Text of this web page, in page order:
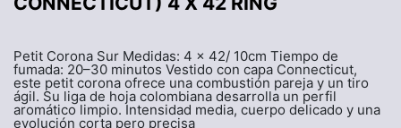
Petit Corona Sur Medidas: 4 x 42/ 10cm Tiempo de
fumada: 20–30 minutos Vestido con capa Connecticut,
este petit corona ofrece una combustión pareja y un tiro
ágil. Su liga de hoja colombiana desarrolla un perfil
aromático limpio. Intensidad media, cuerpo delicado y una
evolución corta pero precisa